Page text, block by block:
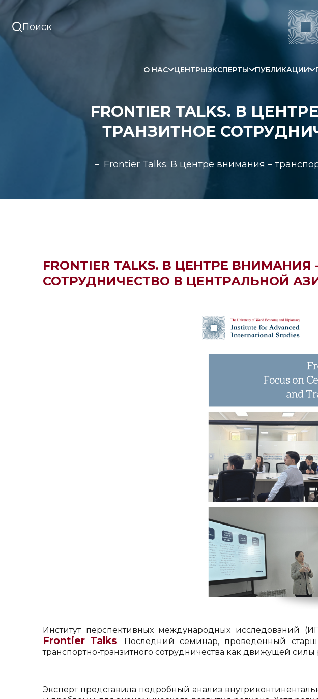
О НАС ЦЕНТРЫЭКСПЕРТЫ ПУБЛИКАЦИИ
FRONTIER TALKS. В
ТРАНЗИТНОЕ
Frontier Talks. В центре внимания –
FRONTIER TALKS. В ЦЕНТРЕ
СОТРУДНИЧЕСТВО В ЦЕНТРАЛЬНОЙ
Институт перспективных международных исследований
Frontier Talks. Последний семинар, проведенный
транспортно-транзитного сотрудничества как движущей
Эксперт представила подробный анализ